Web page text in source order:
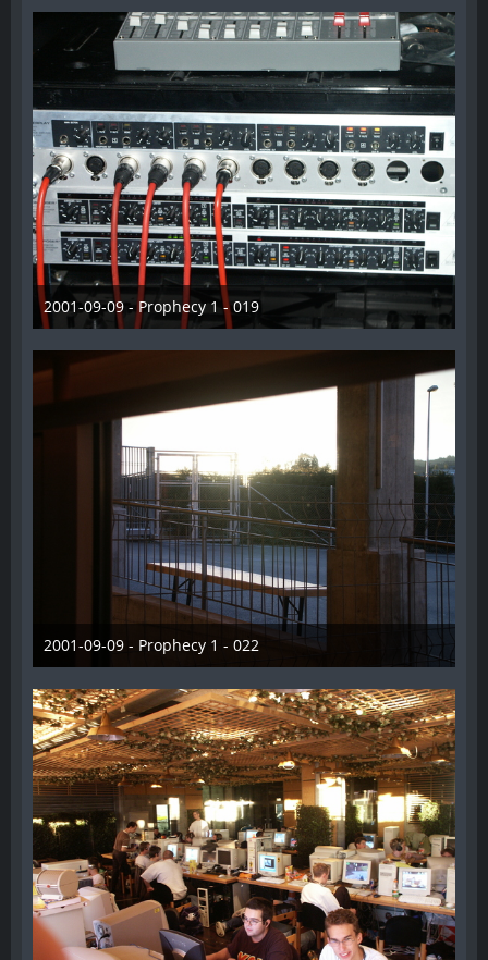
2001-09-09 - Prophecy 1 - 019
28. Dezember 2012
2001-09-09 - Prophecy 1 - 022
28. Dezember 2012